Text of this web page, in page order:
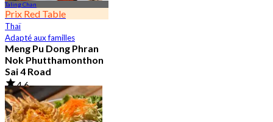
Taling Chan
Prix Red Table
Thaï
Adapté aux familles
Meng Pu Dong Phran
Nok Phutthamonthon
Sai 4 Road
4.6
2.9K Réservé
De฿ 323